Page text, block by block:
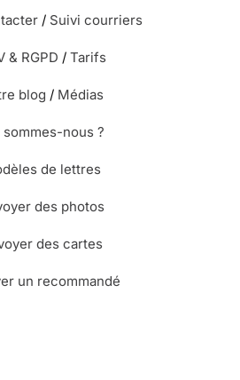
/ Suivi courriers
& RGPD / Tarifs
blog / Médias
sommes-nous ?
de lettres
des photos
des cartes
un recommandé